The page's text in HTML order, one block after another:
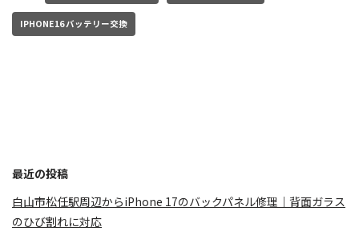
IPHONE16 バッテリー交換
最近の投稿
白山市松任駅周辺からiPhone 17のバックパネル修理｜背面ガラス
のひび割れに対応